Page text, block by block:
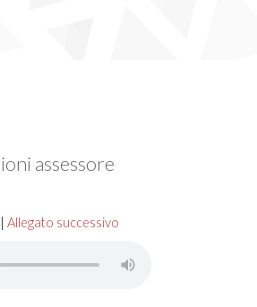
assessore
| Allegato successivo